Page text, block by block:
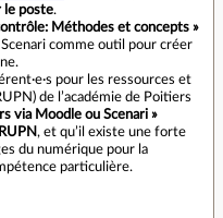
le poste.
Méthodes et concepts »
comme outil pour créer
pour les ressources et
de l’académie de Poitiers
via Moodle ou Scenari »
, et qu’il existe une forte
du numérique pour la
particulière.